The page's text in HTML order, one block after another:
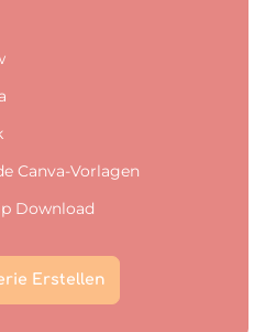
Canva-Vorlagen
Download
Erstellen